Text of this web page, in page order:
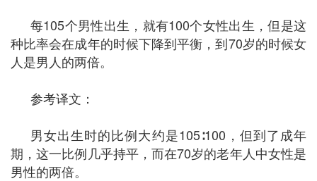
每105个男性出生，就有100个女性出生，但是这
种比率会在成年的时候下降到平衡，到70岁的时候女
人是男人的两倍。
参考译文：
男女出生时的比例大约是105∶100，但到了成年
期，这一比例几乎持平，而在70岁的老年人中女性是
男性的两倍。